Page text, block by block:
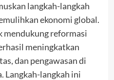
langkah-langkah
ekonomi global.
reformasi
meningkatkan
dan pengawasan di
Langkah-langkah ini